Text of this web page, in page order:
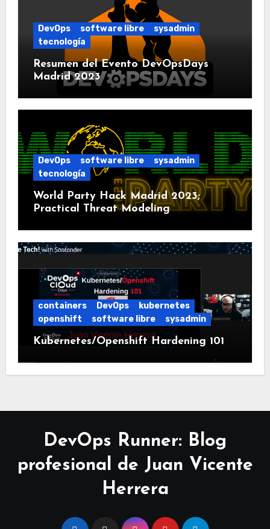
DevOps software libre
sysadmin
tecnología
Resumen del Evento DevOpsDays
Madrid 2023
DevOps software libre
sysadmin
tecnología
World Party Hack Madrid 2023;
Practical Threat Modeling
containers DevOps
kubernetes
openshift
software libre sysadmin
Kubernetes/Openshift Hardening 101
DevOps Runner: Blog
profesional de Juan Vicente
Herrera